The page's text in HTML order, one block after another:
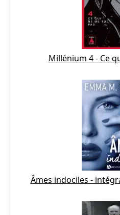
Millénium 4 - Ce
Âmes indociles -